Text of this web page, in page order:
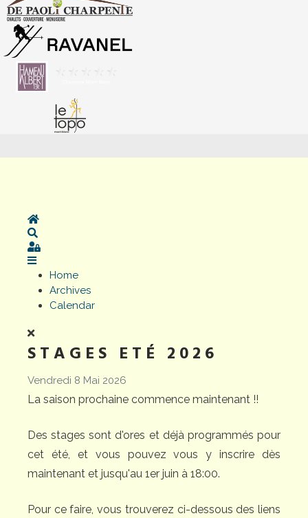
Home
Sign In
Home
Archives
Calendar
STAGES ETÉ 2026
Vendredi 8 Mai 2026
La saison prochaine commence maintenant !!
Des stages sont d'ores et déjà programmés pour
cet été, et vous pouvez vous y inscrire dès
maintenant et jusqu'au 1er juin à 18:00.
Pour ce faire, vous trouverez ci-dessous des liens